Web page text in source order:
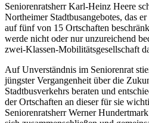
Seniorenratsherr Karl-Heinz Heere
Northeimer Stadtbusangebotes, das
auf fünf von 15 Ortschaften
werde nicht oder nur unzureichend
zwei-Klassen-Mobilitätsgesellschaft
Auf Unverständnis im Seniorenrat
jüngster Vergangenheit über die
Stadtbusverkehrs beraten und
der Ortschaften an dieser für sie
Seniorenratsherr Werner